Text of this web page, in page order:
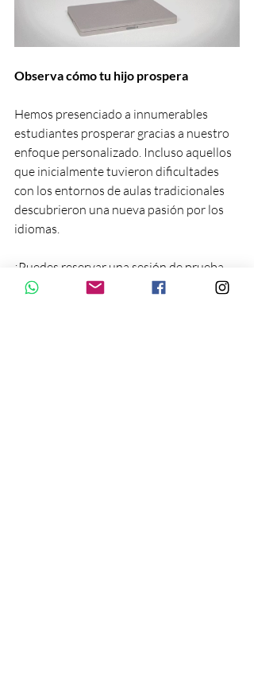
Observa cómo tu hijo prospera
Hemos presenciado a innumerables
estudiantes prosperar gracias a nuestro
enfoque personalizado. Incluso aquellos
que inicialmente tuvieron dificultades
con los entornos de aulas tradicionales
descubrieron una nueva pasión por los
idiomas.
¡Puedes reservar una sesión de prueba
gratuita para tu hijo sin compromiso,